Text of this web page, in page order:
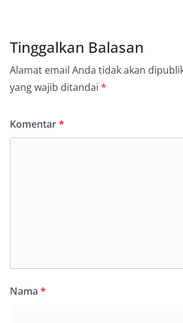
Tinggalkan Balasan
Alamat email Anda tidak akan
yang wajib ditandai *
Komentar*
Nama *